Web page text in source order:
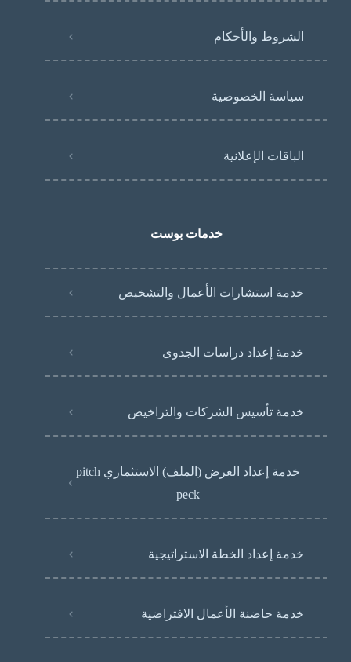
الشروط والأحكام
سياسة الخصوصية
الباقات الإعلانية
خدمات بوست
خدمة استشارات الأعمال والتشخيص
خدمة إعداد دراسات الجدوى
خدمة تأسيس الشركات والتراخيص
خدمة إعداد العرض (الملف) الاستثماري pitch
peck
خدمة إعداد الخطة الاستراتيجية
خدمة حاضنة الأعمال الافتراضية